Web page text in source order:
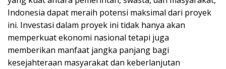
Indonesia dapat meraih potensi maksimal dari proyek
ini. Investasi dalam proyek ini tidak hanya akan
memperkuat ekonomi nasional tetapi juga
memberikan manfaat jangka panjang bagi
kesejahteraan masyarakat dan keberlanjutan